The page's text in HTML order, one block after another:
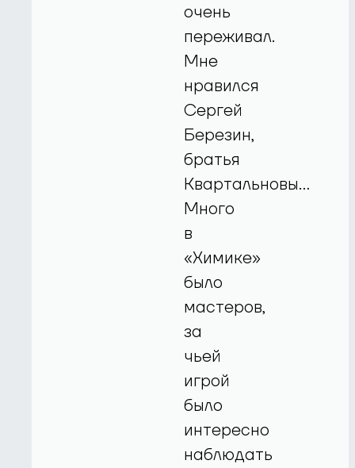
очень
переживал.
Мне
нравился
Сергей
Березин,
братья
Квартальновы…
Много
в
«Химике»
было
мастеров,
за
чьей
игрой
было
интересно
наблюдать